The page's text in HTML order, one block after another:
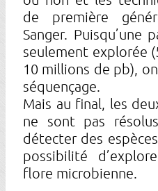
de première
Sanger. Puisqu’une
seulement explorée
10 millions de pb),
séquençage.
Mais au final, les
ne sont pas
détecter des
possibilité
flore microbienne.